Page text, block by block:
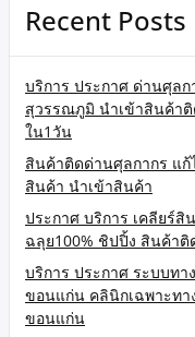
Recent Posts
บริการ ประกาศ ด่านศุล
สุวรรณภูมิ นำเข้าสินค้า
ใน1วัน
สินค้าติดด่านศุลกากร แ
สินค้า นำเข้าสินค้า
ประกาศ บริการ เคลียร์
ฉลุย100% ชิปปิ้ง สินค้าติ
บริการ ประกาศ ระบบทา
ขอนแก่น คลินิกเฉพาะทา
ขอนแก่น